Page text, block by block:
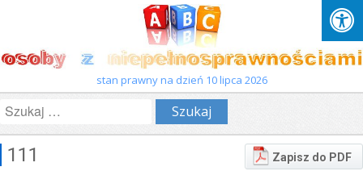
stan prawny na dzień 10 lipca 2026
Zapisz do PDF
111